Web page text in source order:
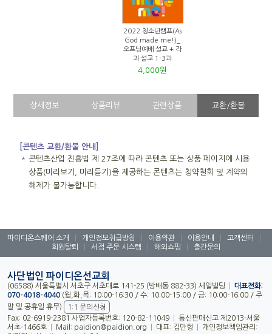
2022 청소년캠프(As
God made me!)_
오프닝예배 설교 + 각
과 설교 1-3과
4,000원
상세정보 상품리뷰 관련상품 교환/환불
[콘텐츠 교환/환불 안내]
＊ 콘텐츠산업 진흥법 제 27조에 따라 콘텐츠 또는 상품 페이지에 시용
상품(미리보기, 미리듣기)을 제공하는 콘텐츠는 청약철회 및 계약의
해제가 불가능합니다.
파이디온스퀘어 소개 개인정보취급방침 이용약관 이용안내 고객센터
회원탈퇴
서점 주문 시스템 해외쇼핑 출간문의
사단법인 파이디온선교회
(06588) 서울특별시 서초구 서초대로 141-25 (방배동 882-33) 세일빌딩
대표전화:
070-4018-4040 (월,화,목: 10:00-16:30 / 수: 10:00-15:00 / 금: 10:00-16:00 / 주
말 및 공휴일 휴무)
1:1 문의신청
Fax: 02-6919-2381 사업자등록번호: 120-82-11049
통신판매신고 제2013-서울
서초-1466호
Mail: paidion@paidion.org 대표: 김만형
개인정보책임관리: